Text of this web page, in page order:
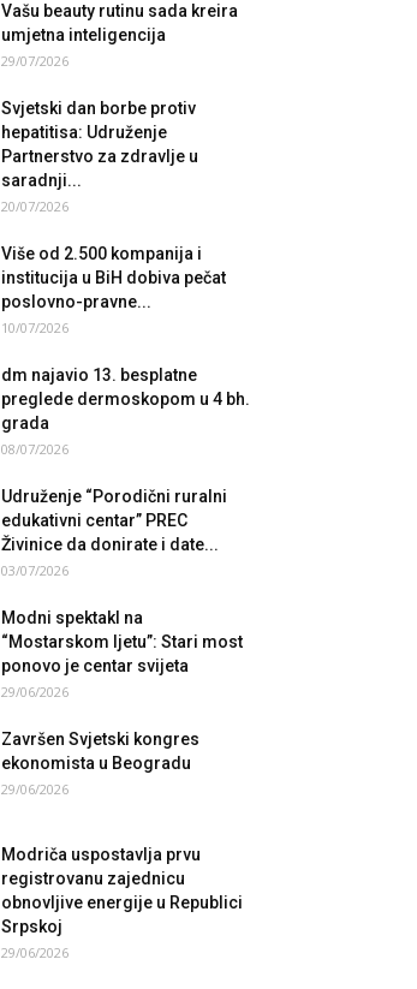
Vašu beauty rutinu sada kreira
umjetna inteligencija
29/07/2026
Svjetski dan borbe protiv
hepatitisa: Udruženje
Partnerstvo za zdravlje u
saradnji...
20/07/2026
Više od 2.500 kompanija i
institucija u BiH dobiva pečat
poslovno-pravne...
10/07/2026
dm najavio 13. besplatne
preglede dermoskopom u 4 bh.
grada
08/07/2026
Udruženje “Porodični ruralni
edukativni centar” PREC
Živinice da donirate i date...
03/07/2026
Modni spektakl na
“Mostarskom ljetu”: Stari most
ponovo je centar svijeta
29/06/2026
Završen Svjetski kongres
ekonomista u Beogradu
29/06/2026
Modriča uspostavlja prvu
registrovanu zajednicu
obnovljive energije u Republici
Srpskoj
29/06/2026